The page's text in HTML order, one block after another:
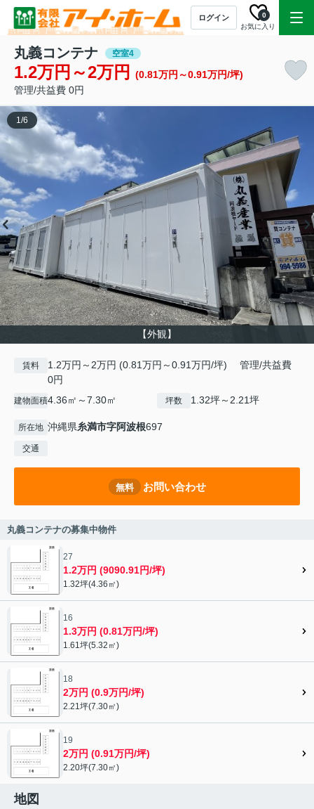
ログイン
お気に入り
0
丸義コンテナ 空室4
1.2万円～2万円
(0.81万円～0.91万円/坪)
管理/共益費 0円
【外観】
1/6
賃料
1.2万円～2万円 (0.81万円～0.91万円/坪) 管理/共益費
0円
建物面積4.36㎡～7.30㎡ 坪数 1.32坪～2.21坪
所在地 沖縄県糸満市字阿波根697
交通
無料 お問い合わせ
丸義コンテナの募集中物件
27
1.2万円 (9090.91円/坪)
1.32坪(4.36㎡)
16
1.3万円 (0.81万円/坪)
1.61坪(5.32㎡)
18
2万円 (0.9万円/坪)
2.21坪(7.30㎡)
19
2万円 (0.91万円/坪)
2.20坪(7.30㎡)
地図